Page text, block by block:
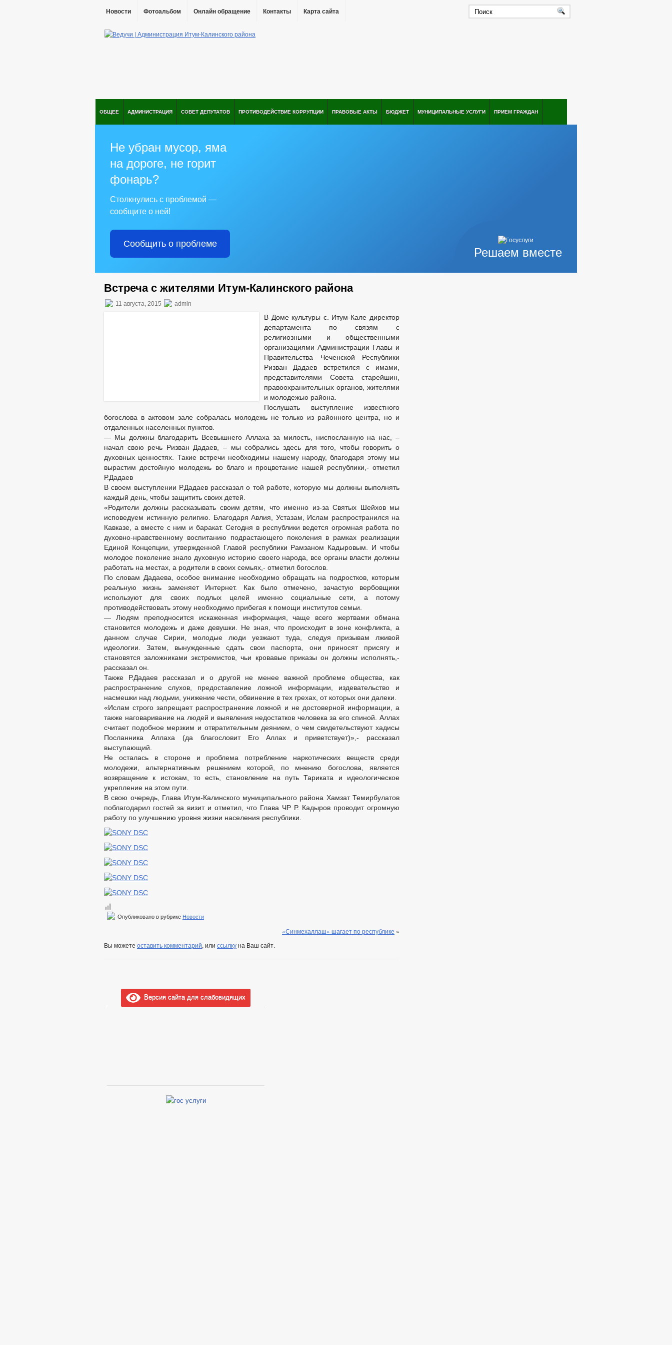
Новости Фотоальбом Онлайн обращение Контакты Карта сайта
ОБЩЕЕ АДМИНИСТРАЦИЯ СОВЕТ ДЕПУТАТОВ ПРОТИВОДЕЙСТВИЕ КОРРУПЦИИ ПРАВОВЫЕ АКТЫ БЮДЖЕТ МУНИЦИПАЛЬНЫЕ УСЛУГИ ПРИЕМ ГРАЖДАН
Решаем вместе
Не убран мусор, яма
на дороге, не горит
фонарь?
Столкнулись с проблемой —
сообщите о ней!
Сообщить о проблеме
Встреча с жителями Итум-Калинского района
11 августа, 2015 admin
В Доме культуры с. Итум-Кале директор
департамента по связям с
религиозными и общественными
организациями Администрации Главы и
Правительства Чеченской Республики
Ризван Дадаев встретился с имами,
представителями Совета старейшин,
правоохранительных органов, жителями
и молодежью района.
Послушать выступление известного
богослова в актовом зале собралась молодежь не только из районного центра, но и
отдаленных населенных пунктов.
— Мы должны благодарить Всевышнего Аллаха за милость, ниспосланную на нас, –
начал свою речь Ризван Дадаев, – мы собрались здесь для того, чтобы говорить о
духовных ценностях. Такие встречи необходимы нашему народу, благодаря этому мы
вырастим достойную молодежь во благо и процветание нашей республики,- отметил
Р.Дадаев
В своем выступлении Р.Дадаев рассказал о той работе, которую мы должны выполнять
каждый день, чтобы защитить своих детей.
«Родители должны рассказывать своим детям, что именно из-за Святых Шейхов мы
исповедуем истинную религию. Благодаря Авлия, Устазам, Ислам распространился на
Кавказе, а вместе с ним и баракат. Сегодня в республики ведется огромная работа по
духовно-нравственному воспитанию подрастающего поколения в рамках реализации
Единой Концепции, утвержденной Главой республики Рамзаном Кадыровым. И чтобы
молодое поколение знало духовную историю своего народа, все органы власти должны
работать на местах, а родители в своих семьях,- отметил богослов.
По словам Дадаева, особое внимание необходимо обращать на подростков, которым
реальную жизнь заменяет Интернет. Как было отмечено, зачастую вербовщики
используют для своих подлых целей именно социальные сети, а потому
противодействовать этому необходимо прибегая к помощи институтов семьи.
— Людям преподносится искаженная информация, чаще всего жертвами обмана
становится молодежь и даже девушки. Не зная, что происходит в зоне конфликта, а
данном случае Сирии, молодые люди уезжают туда, следуя призывам лживой
идеологии. Затем, вынужденные сдать свои паспорта, они приносят присягу и
становятся заложниками экстремистов, чьи кровавые приказы он должны исполнять,-
рассказал он.
Также Р.Дадаев рассказал и о другой не менее важной проблеме общества, как
распространение слухов, предоставление ложной информации, издевательство и
насмешки над людьми, унижение чести, обвинение в тех грехах, от которых они далеки.
«Ислам строго запрещает распространение ложной и не достоверной информации, а
также наговаривание на людей и выявления недостатков человека за его спиной. Аллах
считает подобное мерзким и отвратительным деянием, о чем свидетельствуют хадисы
Посланника Аллаха (да благословит Его Аллах и приветствует)»,- рассказал
выступающий.
Не осталась в стороне и проблема потребление наркотических веществ среди
молодежи, альтернативным решением которой, по мнению богослова, является
возвращение к истокам, то есть, становление на путь Тариката и идеологическое
укрепление на этом пути.
В свою очередь, Глава Итум-Калинского муниципального района Хамзат Темирбулатов
поблагодарил гостей за визит и отметил, что Глава ЧР Р. Кадыров проводит огромную
работу по улучшению уровня жизни населения республики.
Опубликовано в рубрике Новости
«Синмехаллаш» шагает по республике »
Вы можете оставить комментарий, или ссылкуна Ваш сайт.
Версия сайта для слабовидящих